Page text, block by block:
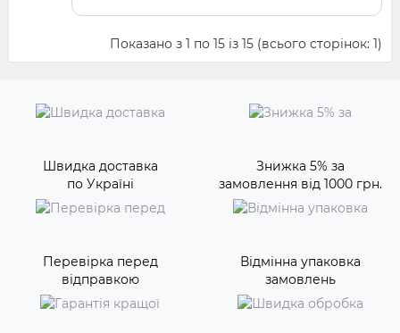
Показано з 1 по 15 із 15 (всього сторінок: 1)
Швидка доставка
по Україні
Знижка 5% за
замовлення від 1000 грн.
Перевірка перед
відправкою
Відмінна упаковка
замовлень